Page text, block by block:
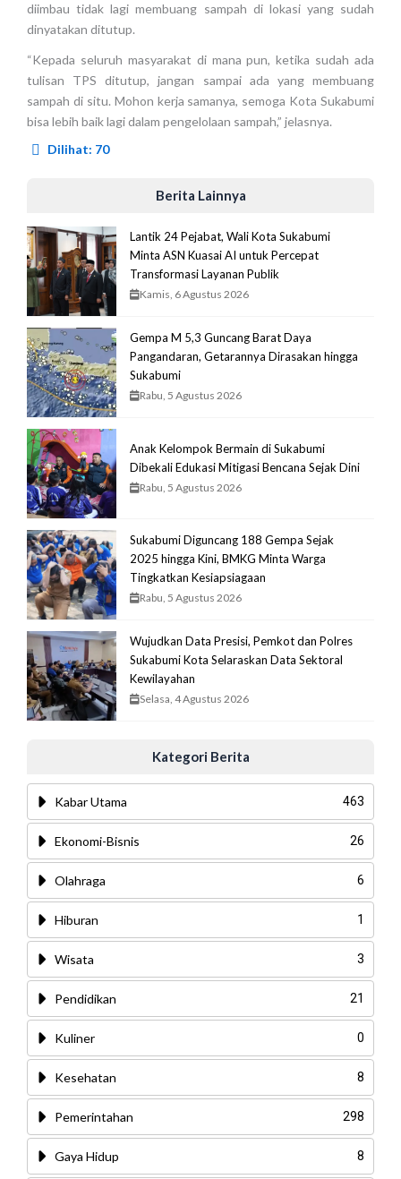
diimbau tidak lagi membuang sampah di lokasi yang sudah
dinyatakan ditutup.
“Kepada seluruh masyarakat di mana pun, ketika sudah ada
tulisan TPS ditutup, jangan sampai ada yang membuang
sampah di situ. Mohon kerja samanya, semoga Kota Sukabumi
bisa lebih baik lagi dalam pengelolaan sampah,” jelasnya.
Dilihat: 70
Berita Lainnya
Lantik 24 Pejabat, Wali Kota Sukabumi
Minta ASN Kuasai AI untuk Percepat
Transformasi Layanan Publik
Kamis, 6 Agustus 2026
Gempa M 5,3 Guncang Barat Daya
Pangandaran, Getarannya Dirasakan hingga
Sukabumi
Rabu, 5 Agustus 2026
Anak Kelompok Bermain di Sukabumi
Dibekali Edukasi Mitigasi Bencana Sejak Dini
Rabu, 5 Agustus 2026
Sukabumi Diguncang 188 Gempa Sejak
2025 hingga Kini, BMKG Minta Warga
Tingkatkan Kesiapsiagaan
Rabu, 5 Agustus 2026
Wujudkan Data Presisi, Pemkot dan Polres
Sukabumi Kota Selaraskan Data Sektoral
Kewilayahan
Selasa, 4 Agustus 2026
Kategori Berita
Kabar Utama 463
Ekonomi-Bisnis 26
Olahraga 6
Hiburan 1
Wisata 3
Pendidikan 21
Kuliner 0
Kesehatan 8
Pemerintahan 298
Gaya Hidup 8